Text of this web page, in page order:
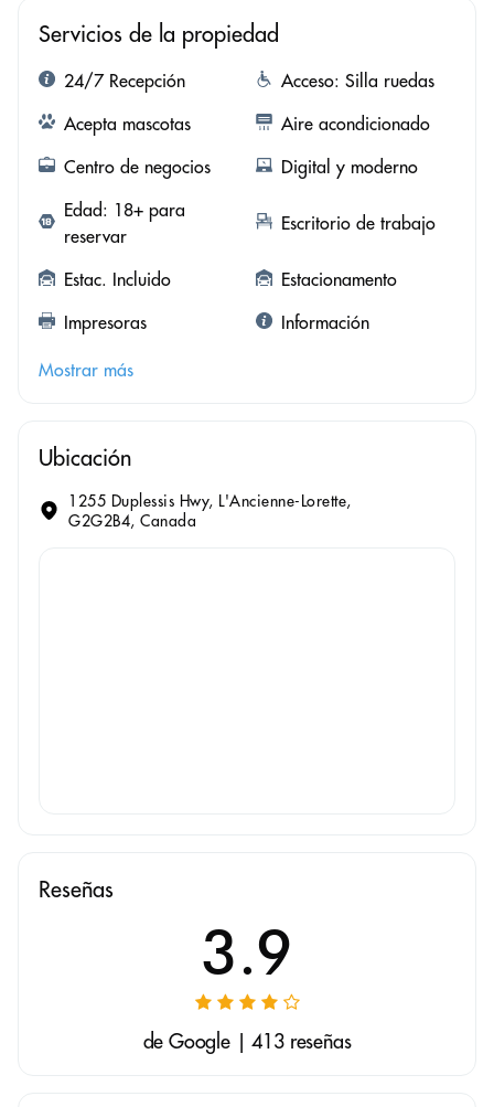
Servicios de la propiedad
24/7 Recepción
Acceso: Silla ruedas
Acepta mascotas
Aire acondicionado
Centro de negocios
Digital y moderno
Edad: 18+ para
reservar
Escritorio de trabajo
Estac. Incluido
Estacionamento
Impresoras
Información
Mostrar más
Ubicación
1255 Duplessis Hwy, L'Ancienne-Lorette,
G2G2B4, Canada
Reseñas
3.9
de Google | 413 reseñas